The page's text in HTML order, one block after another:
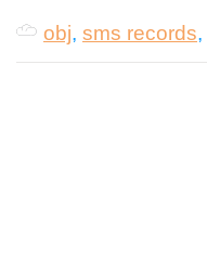
obj, sms records,